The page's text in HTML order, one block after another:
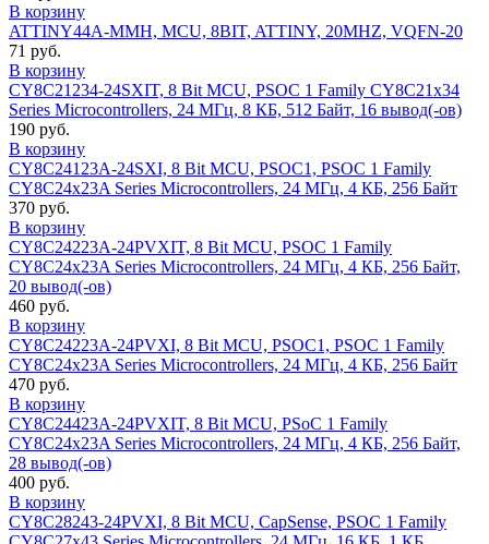
В корзину
ATTINY44A-MMH, MCU, 8BIT, ATTINY, 20MHZ, VQFN-20
71 руб.
В корзину
CY8C21234-24SXIT, 8 Bit MCU, PSOC 1 Family CY8C21x34
Series Microcontrollers, 24 МГц, 8 КБ, 512 Байт, 16 вывод(-ов)
190 руб.
В корзину
CY8C24123A-24SXI, 8 Bit MCU, PSOC1, PSOC 1 Family
CY8C24x23A Series Microcontrollers, 24 МГц, 4 КБ, 256 Байт
370 руб.
В корзину
CY8C24223A-24PVXIT, 8 Bit MCU, PSOC 1 Family
CY8C24x23A Series Microcontrollers, 24 МГц, 4 КБ, 256 Байт,
20 вывод(-ов)
460 руб.
В корзину
CY8C24223A-24PVXI, 8 Bit MCU, PSOC1, PSOC 1 Family
CY8C24x23A Series Microcontrollers, 24 МГц, 4 КБ, 256 Байт
470 руб.
В корзину
CY8C24423A-24PVXIT, 8 Bit MCU, PSoC 1 Family
CY8C24x23A Series Microcontrollers, 24 МГц, 4 КБ, 256 Байт,
28 вывод(-ов)
400 руб.
В корзину
CY8C28243-24PVXI, 8 Bit MCU, CapSense, PSOC 1 Family